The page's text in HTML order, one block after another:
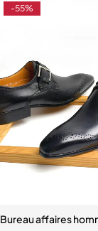
-55%
Bureau affaires